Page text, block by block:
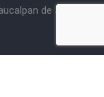
de Juárez,